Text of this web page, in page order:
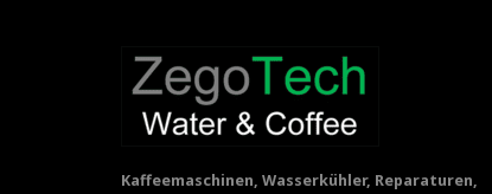
Kaffeemaschinen, Wasserkühler, Reparaturen,